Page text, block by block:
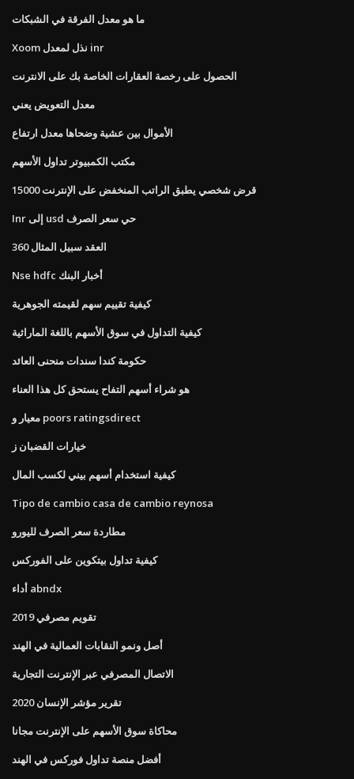
ما هو معدل الفرقة في الشبكات
Xoom نذل لمعدل inr
الحصول على رخصة العقارات الخاصة بك على الانترنت
معدل التعويض يعني
الأموال بين عشية وضحاها معدل ارتفاع
مكتب الكمبيوتر تداول الأسهم
قرض شخصي يطبق الراتب المنخفض على الإنترنت 15000
Inr إلى usd حي سعر الصرف
360 العقد سبيل المثال
Nse hdfc أخبار البنك
كيفية تقييم سهم لقيمته الجوهرية
كيفية التداول في سوق الأسهم باللغة الماراثية
حكومة كندا سندات منحنى العائد
هو شراء أسهم التفاح يستحق كل هذا العناء
معيار و poors ratingsdirect
خيارات القضبان ز
كيفية استخدام أسهم بيني لكسب المال
Tipo de cambio casa de cambio reynosa
مطاردة سعر الصرف لليورو
كيفية تداول بيتكوين على الفوركس
أداء abndx
تقويم مصرفي 2019
أصل ونمو النقابات العمالية في الهند
الاتصال المصرفي عبر الإنترنت التجارية
تقرير مؤشر الإنسان 2020
محاكاة سوق الأسهم على الإنترنت مجانا
أفضل منصة تداول فوركس في الهند